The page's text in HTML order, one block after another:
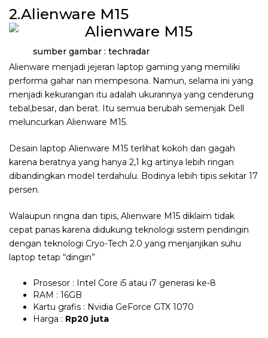
2.Alienware M15
sumber gambar : techradar
Alienware menjadi jejeran laptop gaming yang memiliki
performa gahar nan mempesona. Namun, selama ini yang
menjadi kekurangan itu adalah ukurannya yang cenderung
tebal,besar, dan berat. Itu semua berubah semenjak Dell
meluncurkan Alienware M15.
Desain laptop Alienware M15 terlihat kokoh dan gagah
karena beratnya yang hanya 2,1 kg artinya lebih ringan
dibandingkan model terdahulu. Bodinya lebih tipis sekitar 17
persen.
Walaupun ringna dan tipis, Alienware M15 diklaim tidak
cepat panas karena didukung teknologi sistem pendingin
dengan teknologi Cryo-Tech 2.0 yang menjanjikan suhu
laptop tetap “dingin”
Prosesor : Intel Core i5 atau i7 generasi ke-8
RAM : 16GB
Kartu grafis : Nvidia GeForce GTX 1070
Harga : Rp20 juta